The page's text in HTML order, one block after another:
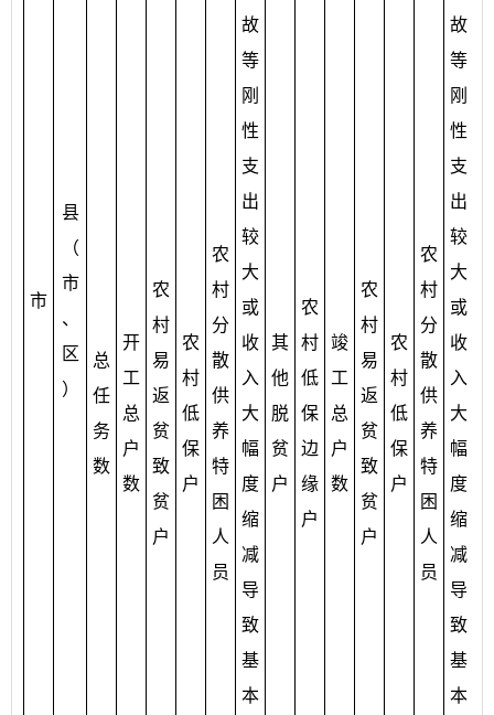
市
县
（
市
、
区
）
总
任
务
数
开
工
总
户
数
农
村
易
返
贫
致
贫
户
农
村
低
保
户
农
村
分
散
供
养
特
困
人
员
故
等
刚
性
支
出
较
大
或
收
入
大
幅
度
缩
减
导
致
基
本
其
他
脱
贫
户
农
村
低
保
边
缘
户
竣
工
总
户
数
农
村
易
返
贫
致
贫
户
农
村
低
保
户
农
村
分
散
供
养
特
困
人
员
故
等
刚
性
支
出
较
大
或
收
入
大
幅
度
缩
减
导
致
基
本